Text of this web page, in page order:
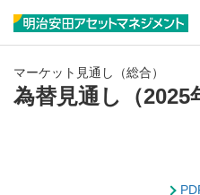
マーケット見通し（総合）
為替見通し（2025